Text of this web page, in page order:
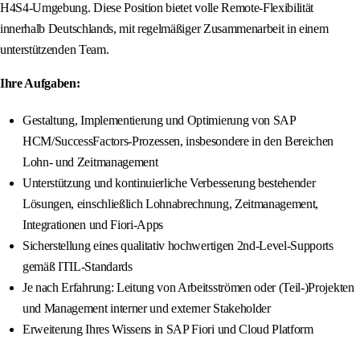
H4S4-Umgebung. Diese Position bietet volle Remote-Flexibilität
innerhalb Deutschlands, mit regelmäßiger Zusammenarbeit in einem
unterstützenden Team.
Ihre Aufgaben:
Gestaltung, Implementierung und Optimierung von SAP
HCM/SuccessFactors-Prozessen, insbesondere in den Bereichen
Lohn- und Zeitmanagement
Unterstützung und kontinuierliche Verbesserung bestehender
Lösungen, einschließlich Lohnabrechnung, Zeitmanagement,
Integrationen und Fiori-Apps
Sicherstellung eines qualitativ hochwertigen 2nd-Level-Supports
gemäß ITIL-Standards
Je nach Erfahrung: Leitung von Arbeitsströmen oder (Teil-)Projekten
und Management interner und externer Stakeholder
Erweiterung Ihres Wissens in SAP Fiori und Cloud Platform